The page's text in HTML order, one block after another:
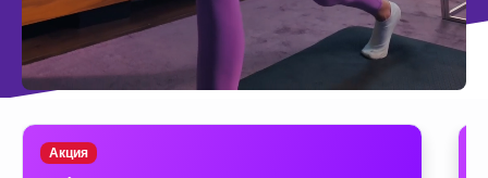
Акция